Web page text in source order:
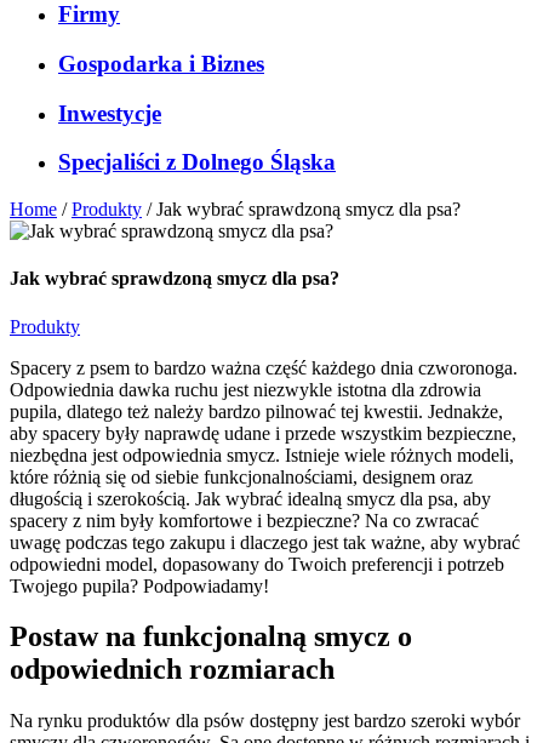
Firmy
Gospodarka i Biznes
Inwestycje
Specjaliści z Dolnego Śląska
Home /Produkty /Jak wybrać sprawdzoną smycz dla psa?
Jak wybrać sprawdzoną smycz dla psa?
Produkty
Spacery z psem to bardzo ważna część każdego dnia czworonoga.
Odpowiednia dawka ruchu jest niezwykle istotna dla zdrowia
pupila, dlatego też należy bardzo pilnować tej kwestii. Jednakże,
aby spacery były naprawdę udane i przede wszystkim bezpieczne,
niezbędna jest odpowiednia smycz. Istnieje wiele różnych modeli,
które różnią się od siebie funkcjonalnościami, designem oraz
długością i szerokością. Jak wybrać idealną smycz dla psa, aby
spacery z nim były komfortowe i bezpieczne? Na co zwracać
uwagę podczas tego zakupu i dlaczego jest tak ważne, aby wybrać
odpowiedni model, dopasowany do Twoich preferencji i potrzeb
Twojego pupila? Podpowiadamy!
Postaw na funkcjonalną smycz o
odpowiednich rozmiarach
Na rynku produktów dla psów dostępny jest bardzo szeroki wybór